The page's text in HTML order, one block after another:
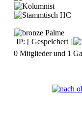
IP: [ Gespeichert ]
0 Mitglieder und 1